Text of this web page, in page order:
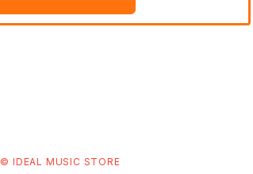
© IDEAL MUSIC STORE